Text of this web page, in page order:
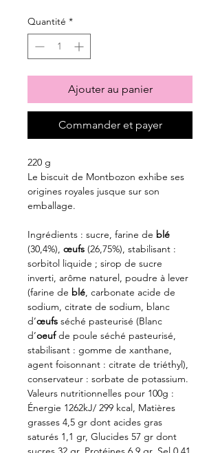
Quantité *
Ajouter au panier
Commander et payer
220 g
Le biscuit de Montbozon exhibe ses
origines royales jusque sur son
emballage.
Ingrédients : sucre, farine de blé
(30,4%), œufs (26,75%), stabilisant :
sorbitol liquide ; sirop de sucre
inverti, arôme naturel, poudre à lever
(farine de blé, carbonate acide de
sodium, citrate de sodium, blanc
d’œufs séché pasteurisé (Blanc
d’oeufde poule séché pasteurisé,
stabilisant : gomme de xanthane,
agent foisonnant : citrate de triéthyl),
conservateur : sorbate de potassium.
Valeurs nutritionnelles pour 100g :
Énergie 1262kJ/ 299 kcal, Matières
grasses 4,5 gr dont acides gras
saturés 1,1 gr, Glucides 57 gr dont